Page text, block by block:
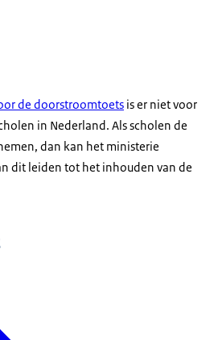
de doorstroomtoets is er niet voor
in Nederland. Als scholen de
dan kan het ministerie
dit leiden tot het inhouden van de